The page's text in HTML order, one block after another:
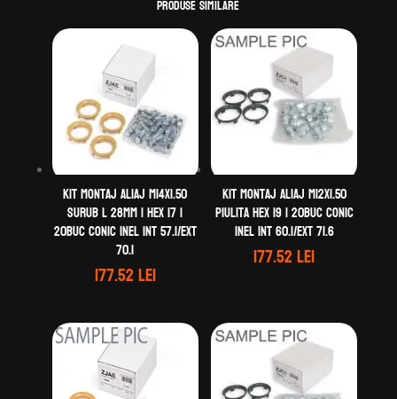
Produse similare
Kit montaj aliaj M14X1.50
Surub L 28mm | Hex 17 |
20buc Conic Inel Int 57.1/Ext
70.1
177.52lei
Kit montaj aliaj M12X1.50
Piulita Hex 19 | 20buc Conic
Inel Int 60.1/Ext 71.6
177.52lei